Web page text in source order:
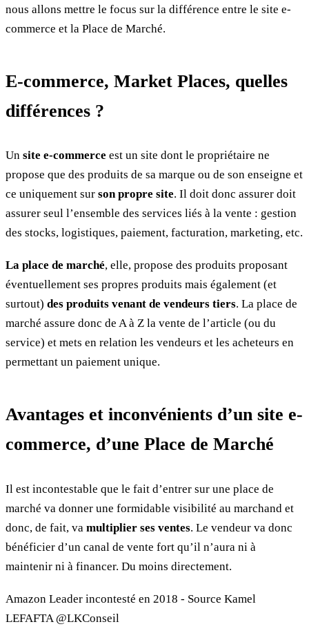
nous allons mettre le focus sur la différence entre le site e-
commerce et la Place de Marché.
E-commerce, Market Places, quelles
différences ?
Un site e-commerce est un site dont le propriétaire ne
propose que des produits de sa marque ou de son enseigne et
ce uniquement sur son propre site. Il doit donc assurer doit
assurer seul l’ensemble des services liés à la vente : gestion
des stocks, logistiques, paiement, facturation, marketing, etc.
La place de marché, elle, propose des produits proposant
éventuellement ses propres produits mais également (et
surtout) des produits venant de vendeurs tiers. La place de
marché assure donc de A à Z la vente de l’article (ou du
service) et mets en relation les vendeurs et les acheteurs en
permettant un paiement unique.
Avantages et inconvénients d’un site e-
commerce, d’une Place de Marché
Il est incontestable que le fait d’entrer sur une place de
marché va donner une formidable visibilité au marchand et
donc, de fait, va multiplier ses ventes. Le vendeur va donc
bénéficier d’un canal de vente fort qu’il n’aura ni à
maintenir ni à financer. Du moins directement.
Amazon Leader incontesté en 2018 - Source Kamel
LEFAFTA @LKConseil